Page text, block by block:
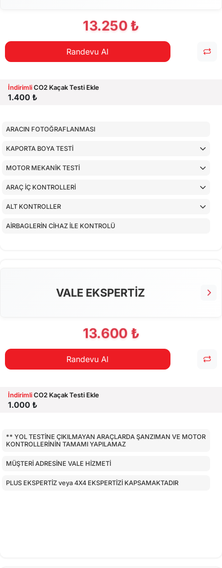
13.250 ₺
Randevu Al
İndirimliCO2 Kaçak Testi Ekle
1.400 ₺
ARACIN FOTOĞRAFLANMASI
KAPORTA BOYA TESTİ
MOTOR MEKANİK TESTİ
ARAÇ İÇ KONTROLLERİ
ALT KONTROLLER
AİRBAGLERİN CİHAZ İLE KONTROLÜ
VALE EKSPERTİZ
13.600 ₺
Randevu Al
İndirimliCO2 Kaçak Testi Ekle
1.000 ₺
** YOL TESTİNE ÇIKILMAYAN ARAÇLARDA ŞANZIMAN VE MOTOR
KONTROLLERİNİN TAMAMI YAPILAMAZ
MÜŞTERİ ADRESİNE VALE HİZMETİ
PLUS EKSPERTİZ veya 4X4 EKSPERTİZİ KAPSAMAKTADIR